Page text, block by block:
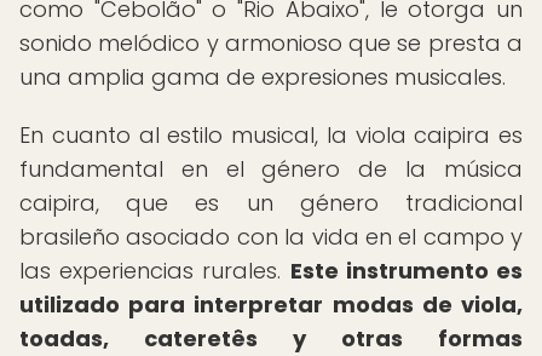
como "Cebolão" o "Rio Abaixo", le otorga un
sonido melódico y armonioso que se presta a
una amplia gama de expresiones musicales.
En cuanto al estilo musical, la viola caipira es
fundamental en el género de la música
caipira, que es un género tradicional
brasileño asociado con la vida en el campo y
las experiencias rurales. Este instrumento es
utilizado para interpretar modas de viola,
toadas, cateretês y otras formas